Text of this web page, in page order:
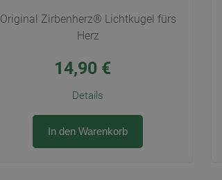
Original Zirbenherz® Lichtkugel fürs
Herz
14,90 €
Details